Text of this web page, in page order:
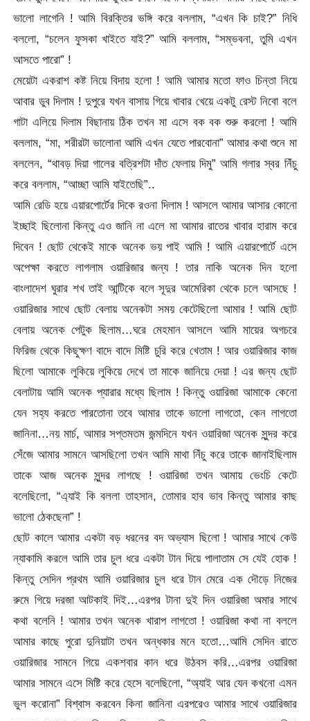
ভালো লাগেনি ! আমি বিরক্তির ভঙ্গি করে বললাম, “এখন কি চাই?” নিধি
বললো, “চলেন ফুসকা খাইতে যাই?” আমি বললাম, “সম্ভবনা, তুমি এখন
আসতে পারো” !
মেয়েটা একরাশ কষ্ট নিয়ে বিদায় হলো ! আমি আমার মতো ফাও চিন্তা নিয়ে
আবার ডুব দিলাম ! দুপুরে যখন বাসায় গিয়ে খাবার খেয়ে একটু রেস্ট নিবো বলে
গাটা এলিয়ে দিলাম বিছানায় ঠিক তখন মা এসে বক বক শুরু করলো ! আমি
বললাম, “মা, শরীরটা ভালোনা আমি এখন যেতে পারবোনা” আমার কথা শুনে মা
বললেন, “থাবড় দিয়া গালের বত্রিশটা দাঁত ফেলায় দিমু” আমি গলার স্বর নিঁচু
করে বললাম, “আচ্ছা আমি যাইতেছি”..
আমি রেডি হয়ে এয়ারপোর্টের দিকে রওনা দিলাম ! আসলে আমার আসার কোনো
ইচ্ছাই ছিলোনা কিন্তু এও জানি না এলে মা আমার রাতের খাবার হারাম করে
দিবেন ! ছোট থেকেই মাকে অনেক ভয় পাই আমি ! আমি এয়ারপোর্টে এসে
অপেক্ষা করতে লাগলাম ওয়ারিজার জন্য ! তার নাকি অনেক দিন হলো
বাংলাদেশ ঘুরার শখ তাই আন্টিকে বলে সূদুর আমেরিকা থেকে চলে আসছে !
ওয়ারিজার সাথে ছোট বেলায় অনেকটা সময় কেটেছিলো আমার ! আমি ছোট
বেলায় অনেক পেটুক ছিলাম…ঘরে মেহমান আসলে আমি মায়ের অগচরে
ফিরিজ থেকে কিছুক্ষণ বাদে বাদে মিষ্টি চুরি করে খেতাম ! আর ওয়ারিজার কাজ
ছিলো আমাকে লুকিয়ে লুকিয়ে দেখে তা মাকে জানিয়ে দেয়া ! এর জন্য ছোট
বেলাটায় আমি অনেক প্যারার মধ্যে ছিলাম ! কিন্তু ওয়ারিজা আমাকে কেনো
যেন সহ্য করতে পারতোনা তবে আমার তাকে ভালো লাগতো, কেন লাগতো
জানিনা…নয় মার্চ, আমার সপ্তমতম জন্মদিনে যখন ওয়ারিজা অনেক সুন্দর করে
সেঁজে আমার সামনে আসছিলো তখন আমি মাথা নিঁচু করে তাকে জানাইছিলাম
তাকে আজ অনেক সুন্দর লাগছে ! ওয়ারিজা তখন আমায় ভেংচি কেটে
বলেছিলো, “এ্যাই কি বললা তাহসান, তোমার হাব ভাব কিন্তু আমার কাছ
ভালো ঠেকছেনা” !
ছোট কালে আমার একটা বড় ধরনের বদ অভ্যাস ছিলো ! আমার সাথে কেউ
ন্যাকামি করলে আমি তার চুল ধরে একটা টান দিয়ে পালাতাম সে যেই হোক !
কিন্তু সেদিন প্রথম আমি ওয়ারিজার চুল ধরে টান মেরে এক দৌড়ে নিজের
রুমে গিয়ে দরজা আটকাই দিই…এরপর টানা দুই দিন ওয়ারিজা অমার সাথে
কথা বলেনি ! আমার তখন অনেক খারাপ লাগতো ! ওয়ারিজা কথা না বললে
আমার কাছে পুরো দুনিয়াটা তখন অন্ধকার মনে হতো…আমি সেদিন রাতে
ওয়ারিজার সামনে গিয়ে একশবার কান ধরে উঠবস করি…এরপর ওয়ারিজা
আমার সামনে এসে মিষ্টি করে হেসে বলেছিলো, “অ্যাই আর যেন কখনো এমন
ভুল করোনা” বিশ্বাস করবেন কিনা জানিনা এরপরেও আমার সাথে ওয়ারিজার